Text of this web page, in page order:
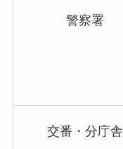
警察署
交番・分庁舎